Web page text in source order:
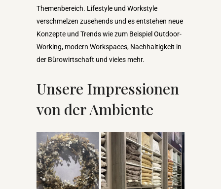
Themenbereich. Lifestyle und Workstyle
verschmelzen zusehends und es entstehen neue
Konzepte und Trends wie zum Beispiel Outdoor-
Working, modern Workspaces, Nachhaltigkeit in
der Bürowirtschaft und vieles mehr.
Unsere Impressionen
von der Ambiente